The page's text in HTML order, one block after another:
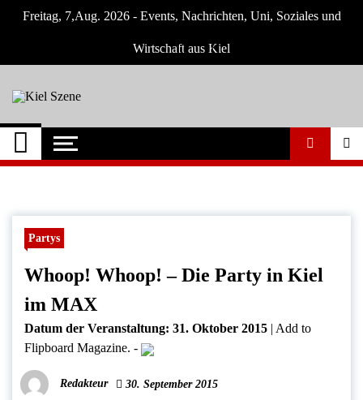
Freitag, 7,Aug. 2026 - Events, Nachrichten, Uni, Soziales und
Wirtschaft aus Kiel
Kiel Szene
Neuigkeiten und Nachrichten aus Kiel und
Umgebung
Partys
Whoop! Whoop! – Die Party in Kiel
im MAX
Datum der Veranstaltung: 31. Oktober 2015 | Add to
Flipboard Magazine. -
Redakteur 30. September 2015